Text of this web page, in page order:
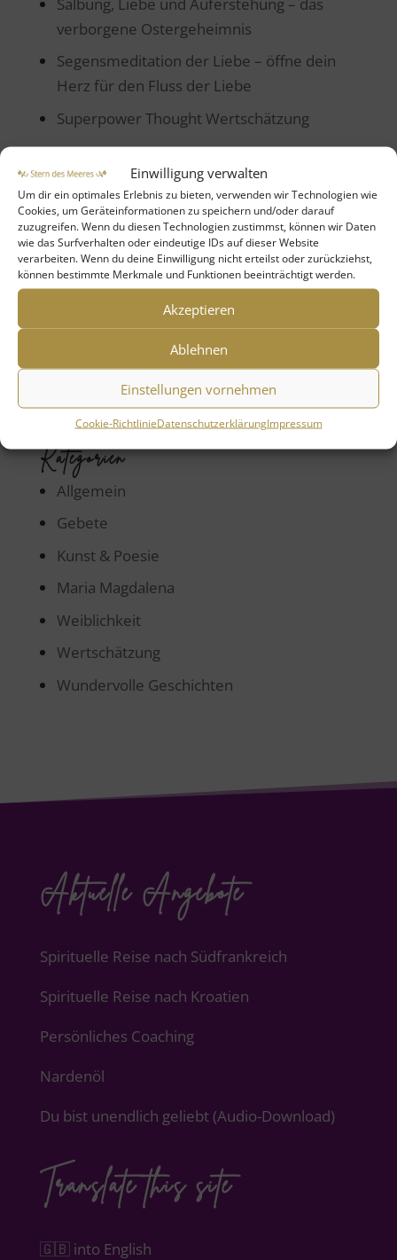
Einwilligung verwalten
Um dir ein optimales Erlebnis zu bieten, verwenden wir Technologien wie
Cookies, um Geräteinformationen zu speichern und/oder darauf
zuzugreifen. Wenn du diesen Technologien zustimmst, können wir Daten
wie das Surfverhalten oder eindeutige IDs auf dieser Website
verarbeiten. Wenn du deine Einwilligung nicht erteilst oder zurückziehst,
können bestimmte Merkmale und Funktionen beeinträchtigt werden.
Akzeptieren
Ablehnen
Einstellungen vornehmen
Cookie-RichtlinieDatenschutzerklärungImpressum
verborgene Ostergeheimnis
Segensmeditation der Liebe – öffne dein
Herz für den Fluss der Liebe
Superpower Thought Wertschätzung
Neueste Kommentare
BrigittzuMaria Magdalena – die Kraft des
Segnens & Salbens
Marion HellwigzuVom Traum zum Tun
Gabriele UngerzuVom Traum zum Tun
Beatrix LoopzuMaria Magdalena –
Pionierin der Liebe, Mut und Wahrheit
Marion Hellwigzu
Mutter Maria – Leben
mit der Kraft Gottes
Kategorien
Allgemein
Gebete
Kunst & Poesie
Maria Magdalena
Weiblichkeit
Wertschätzung
Wundervolle Geschichten
Aktuelle Angebote
Spirituelle Reise nach Südfrankreich
Spirituelle Reise nach Kroatien
Persönliches Coaching
Nardenöl
Du bist unendlich geliebt (Audio-Download)
Translate this site
🇬🇧 into English